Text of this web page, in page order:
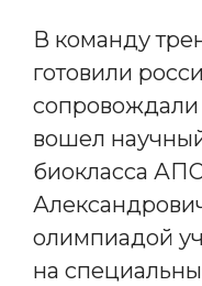
В команду
готовили
вошел
биокласса
олимпиадой
на